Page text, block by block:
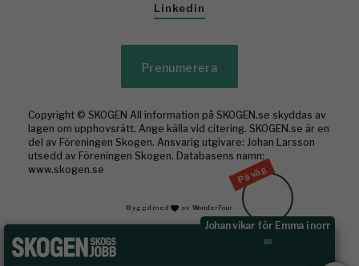
På väg
Johan vikar för Emma i norr
Linkedin
Prenumerera
Copyright © SKOGEN All information på SKOGEN.se skyddas av
lagen om upphovsrätt. Ange källa vid citering. SKOGEN.se är en
del av Föreningen Skogen. Ansvarig utgivare: Johan Larsson
utsedd av Föreningen Skogen. Databasens namn:
www.skogen.se
Byggd med av WonderFour